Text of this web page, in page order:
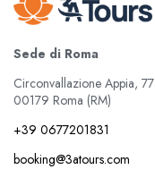
Sede di Roma
Circonvallazione Appia, 77
00179 Roma (RM)
+39 0677201831
booking@3atours.com